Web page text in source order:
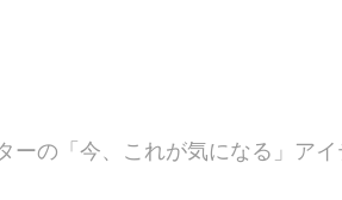
ーの「今、これが気になる」ア